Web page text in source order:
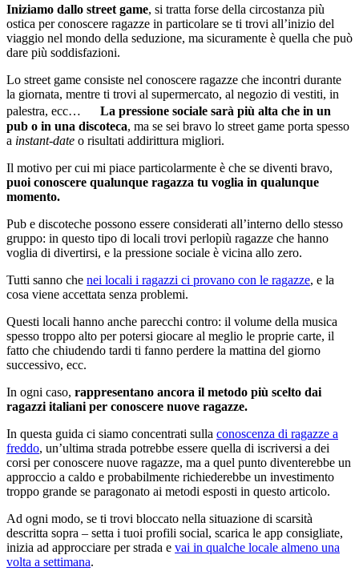
Iniziamo dallo street game, si tratta forse della circostanza più
ostica per conoscere ragazze in particolare se ti trovi all’inizio del
viaggio nel mondo della seduzione, ma sicuramente è quella che può
dare più soddisfazioni.
Lo street game consiste nel conoscere ragazze che incontri durante
la giornata, mentre ti trovi al supermercato, al negozio di vestiti, in
palestra, ecc… La pressione sociale sarà più alta che in un
pub o in una discoteca, ma se sei bravo lo street game porta spesso
a instant-date o risultati addirittura migliori.
Il motivo per cui mi piace particolarmente è che se diventi bravo,
puoi conoscere qualunque ragazza tu voglia in qualunque
momento.
Pub e discoteche possono essere considerati all’interno dello stesso
gruppo: in questo tipo di locali trovi perlopiù ragazze che hanno
voglia di divertirsi, e la pressione sociale è vicina allo zero.
Tutti sanno che nei locali i ragazzi ci provano con le ragazze, e la
cosa viene accettata senza problemi.
Questi locali hanno anche parecchi contro: il volume della musica
spesso troppo alto per potersi giocare al meglio le proprie carte, il
fatto che chiudendo tardi ti fanno perdere la mattina del giorno
successivo, ecc.
In ogni caso, rappresentano ancora il metodo più scelto dai
ragazzi italiani per conoscere nuove ragazze.
In questa guida ci siamo concentrati sulla conoscenza di ragazze a
freddo, un’ultima strada potrebbe essere quella di iscriversi a dei
corsi per conoscere nuove ragazze, ma a quel punto diventerebbe un
approccio a caldo e probabilmente richiederebbe un investimento
troppo grande se paragonato ai metodi esposti in questo articolo.
Ad ogni modo, se ti trovi bloccato nella situazione di scarsità
descritta sopra – setta i tuoi profili social, scarica le app consigliate,
inizia ad approcciare per strada e vai in qualche locale almeno una
volta a settimana.